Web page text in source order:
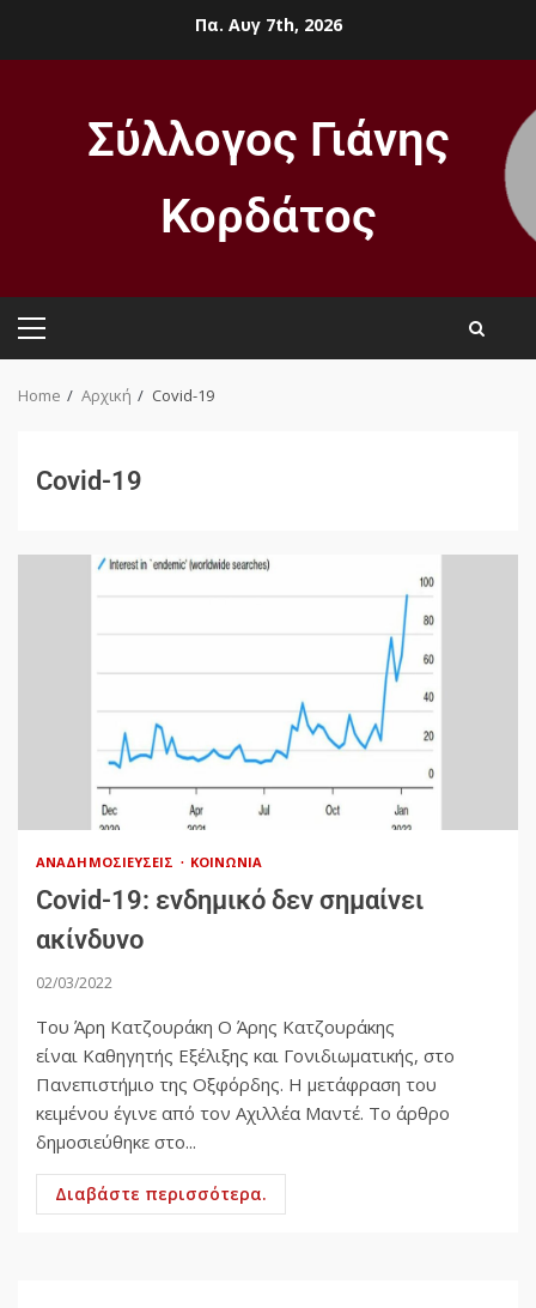
Πα. Αυγ 7th, 2026
Σύλλογος Γιάνης
Κορδάτος
Home Αρχική Covid-19
Covid-19
ΑΝΑΔΗΜΟΣΙΕΎΣΕΙΣ ΚΟΙΝΩΝΊΑ
Covid-19: ενδημικό δεν σημαίνει
ακίνδυνο
02/03/2022
Του Άρη Κατζουράκη Ο Άρης Κατζουράκης
είναι Καθηγητής Εξέλιξης και Γονιδιωματικής, στο
Πανεπιστήμιο της Οξφόρδης. Η μετάφραση του
κειμένου έγινε από τον Αχιλλέα Μαντέ. Το άρθρο
δημοσιεύθηκε στο...
Διαβάστε περισσότερα.